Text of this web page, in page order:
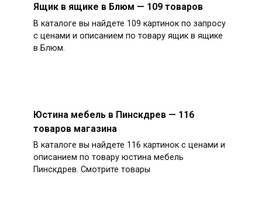
Ящик в ящике в Блюм — 109 товаров
В каталоге вы найдете 109 картинок по запросу
с ценами и описанием по товару ящик в ящике
в Блюм.
Юстина мебель в Пинскдрев — 116
товаров магазина
В каталоге вы найдете 116 картинок с ценами и
описанием по товару юстина мебель
Пинскдрев. Смотрите товары